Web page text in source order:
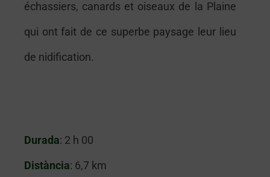
échassiers, canards et oiseaux de la Plaine
qui ont fait de ce superbe paysage leur lieu
de nidification.
Durada: 2 h 00
Distància: 6,7 km